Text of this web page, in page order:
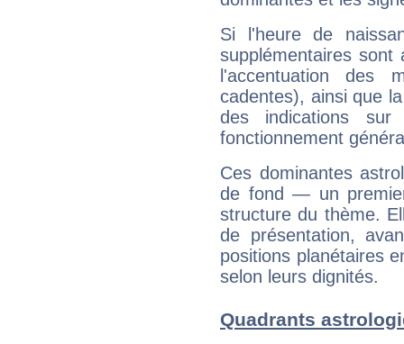
Si l'heure de
supplémentaires sont
l'accentuation des
cadentes), ainsi que
des indications sur
fonctionnement
Ces dominantes
de fond — un
structure du thème.
de présentation,
positions planétaires
selon leurs dignités.
Quadrants